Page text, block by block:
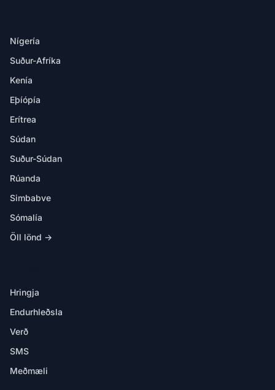
Nígería
Suður-Afríka
Kenía
Eþíópía
Erítrea
Súdan
Suður-Súdan
Rúanda
Simbabve
Sómalía
Öll lönd →
Hringja
Endurhleðsla
Verð
SMS
Meðmæli